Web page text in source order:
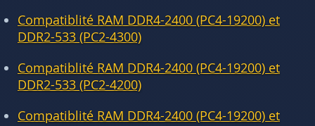
Compatiblité RAM DDR4-2400 (PC4-19200) et
DDR2-533 (PC2-4300)
Compatiblité RAM DDR4-2400 (PC4-19200) et
DDR2-533 (PC2-4200)
Compatiblité RAM DDR4-2400 (PC4-19200) et